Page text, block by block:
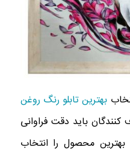
بهترین تابلو رنگ روغن
باید دقت فراوانی
بهترین محصول را انتخاب